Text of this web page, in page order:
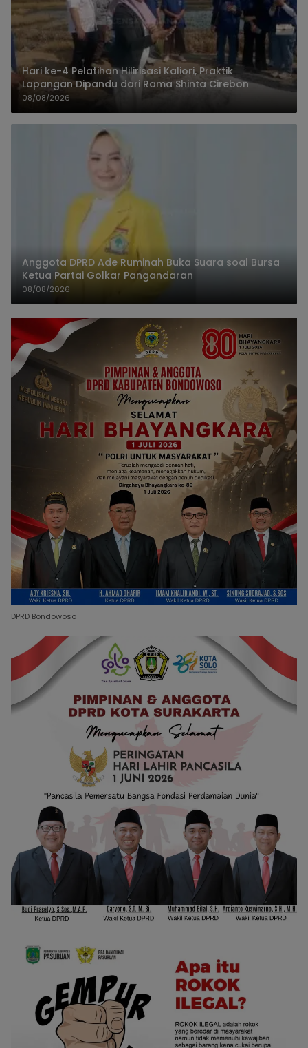
Hari ke-4 Pelatihan Hilirisasi Kaliori, Praktik
Lapangan Dipandu dari Rama Shinta Cirebon
08/08/2026
Anggota DPRD Ade Ruminah Buka Suara soal Bursa
Ketua Partai Golkar Pangandaran
08/08/2026
DPRD Bondowoso